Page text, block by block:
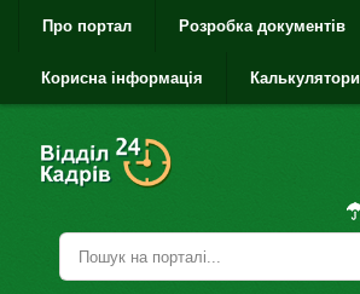
Про портал Розробка документів
Корисна інформація Калькулятори